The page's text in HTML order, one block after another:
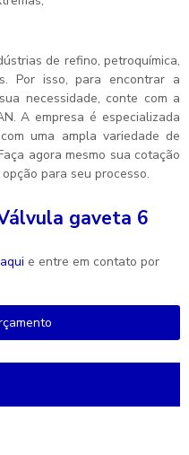
de refino, petroquímica,
Por isso, para encontrar a
necessidade, conte com a
A empresa é especializada
uma ampla variedade de
agora mesmo sua cotação
para seu processo.
gaveta 6
e entre em contato por